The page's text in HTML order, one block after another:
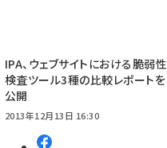
IPA、ウェブサイトにおける脆弱性
検査ツール3種の比較レポートを
公開
2013年12月13日 16:30